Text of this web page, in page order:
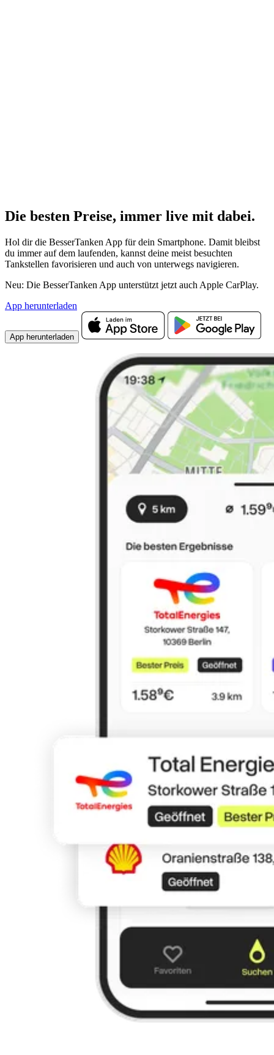
Die besten Preise, immer live mit dabei.
Hol dir die BesserTanken App für dein Smartphone. Damit bleibst
du immer auf dem laufenden, kannst deine meist besuchten
Tankstellen favorisieren und auch von unterwegs navigieren.
Neu: Die BesserTanken App unterstützt jetzt auch Apple CarPlay.
App herunterladen
App herunterladen